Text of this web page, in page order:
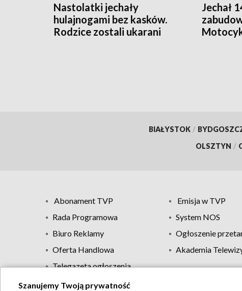
Nastolatki jechały
hulajnogami bez kasków.
Rodzice zostali ukarani
Jechał
BIAŁYSTOK /
OLSZTYN /
Abonament TVP Emisja w TVP
Rada Programowa
System NOS
Biuro Reklamy
Ogłoszenie
Oferta Handlowa
Akademia
Telegazeta ogłoszenia
Szanujemy Twoją prywatność